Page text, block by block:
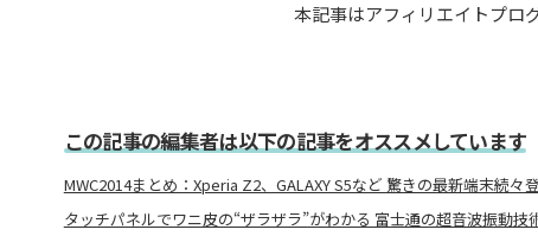
本記事はアフィリエイトプロ
この記事の編集者は以下の記事をオススメしています
MWC2014まとめ：Xperia Z2、GALAXY S5など 驚きの最新端末続々
タッチパネルでワニ皮の“ザラザラ”がわかる 富士通の超音波振動技